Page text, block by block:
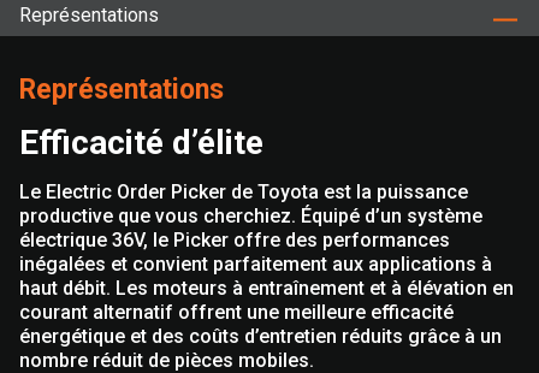
Représentations
Représentations
Efficacité d’élite
Le Electric Order Picker de Toyota est la puissance
productive que vous cherchiez. Équipé d’un système
électrique 36V, le Picker offre des performances
inégalées et convient parfaitement aux applications à
haut débit. Les moteurs à entraînement et à élévation en
courant alternatif offrent une meilleure efficacité
énergétique et des coûts d’entretien réduits grâce à un
nombre réduit de pièces mobiles.